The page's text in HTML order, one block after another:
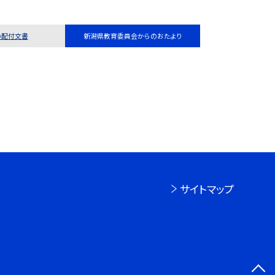
付文書 新潟県教育委員会からのおたより
サイトマップ